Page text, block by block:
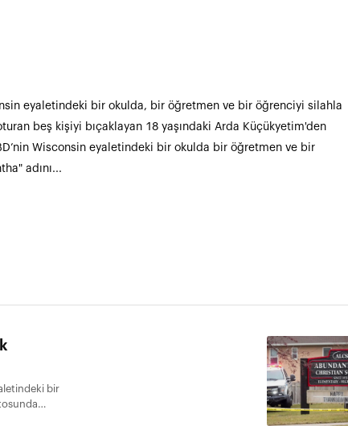
eyaletindeki bir okulda, bir öğretmen ve bir öğrenciyi silahla
beş kişiyi bıçaklayan 18 yaşındaki Arda Küçükyetim'den
Wisconsin eyaletindeki bir okulda bir öğretmen ve bir
adını...
bir